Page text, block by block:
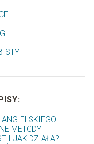
–
METODY
I JAK DZIAŁA?